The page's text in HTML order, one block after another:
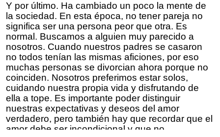
Y por último. Ha cambiado un poco la mente de
la sociedad. En esta época, no tener pareja no
significa ser una persona peor que otra. Es
normal. Buscamos a alguien muy parecido a
nosotros. Cuando nuestros padres se casaron
no todos tenían las mismas aficiones, por eso
muchas personas se divorcian ahora porque no
coinciden. Nosotros preferimos estar solos,
cuidando nuestra propia vida y disfrutando de
ella a tope. Es importante poder distinguir
nuestras expectativas y deseos del amor
verdadero, pero también hay que recordar que el
amor debe ser incondicional y que no